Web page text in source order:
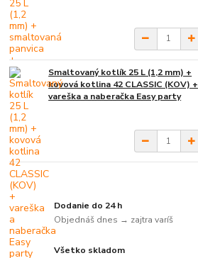
Smaltovaný kotlík 25 L (1,2 mm) +
kovová kotlina 42 CLASSIC (KOV) +
vareška a naberačka Easy party
Dodanie do 24 h
Objednáš dnes → zajtra varíš
Všetko skladom